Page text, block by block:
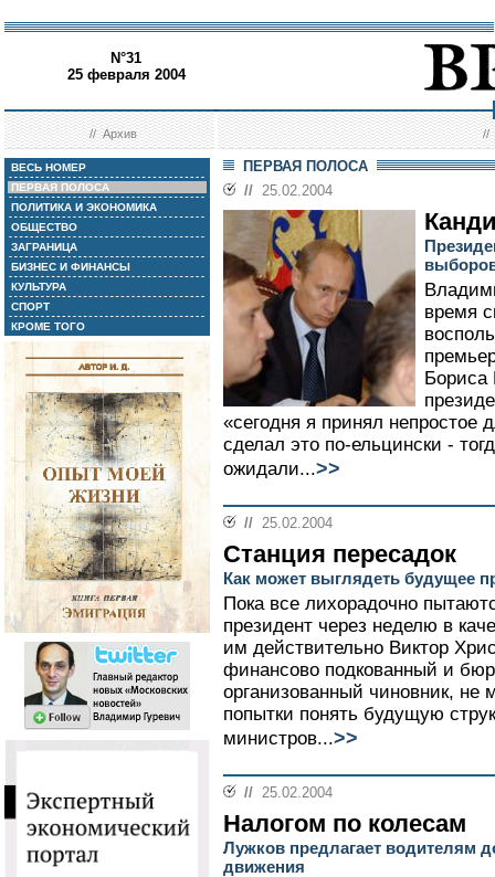
N°31
25 февраля 2004
//Архив //
ВЕСЬ НОМЕР
ПЕРВАЯ ПОЛОСА
ПОЛИТИКА И ЭКОНОМИКА
ОБЩЕСТВО
ЗАГРАНИЦА
БИЗНЕС И ФИНАНСЫ
КУЛЬТУРА
СПОРТ
КРОМЕ ТОГО
ПЕРВАЯ ПОЛОСА
// 25.02.2004
время
Бориса
«сегодня я принял
сделал это по-ельцински -
ожидали...>>
// 25.02.2004
Станция пересадок
Как может выглядеть будущее
Пока все лихорадочно
президент через неделю в
им действительно Виктор
финансово подкованный и
организованный чиновник,
попытки понять будущую
министров...>>
// 25.02.2004
Налогом по колесам
Лужков предлагает водителям
движения